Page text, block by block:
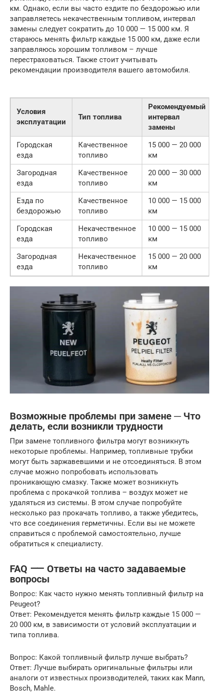
км. Однако, если вы часто ездите по бездорожью или
заправляетесь некачественным топливом, интервал
замены следует сократить до 10 000 — 15 000 км. Я
стараюсь менять фильтр каждые 15 000 км, даже если
заправляюсь хорошим топливом – лучше
перестраховаться. Также стоит учитывать
рекомендации производителя вашего автомобиля.
Условия
эксплуатации
Тип топлива
Рекомендуемый
интервал
замены
Городская
езда
Качественное
топливо
15 000 — 20 000
км
Загородная
езда
Качественное
топливо
20 000 — 30 000
км
Езда по
бездорожью
Качественное
топливо
10 000 — 15 000
км
Городская
езда
Некачественное
топливо
10 000 — 15 000
км
Загородная
езда
Некачественное
топливо
15 000 — 20 000
км
Возможные проблемы при замене ─ Что
делать, если возникли трудности
При замене топливного фильтра могут возникнуть
некоторые проблемы. Например, топливные трубки
могут быть заржавевшими и не отсоединяться. В этом
случае можно попробовать использовать
проникающую смазку. Также может возникнуть
проблема с прокачкой топлива – воздух может не
удаляться из системы. В этом случае попробуйте
несколько раз прокачать топливо, а также убедитесь,
что все соединения герметичны. Если вы не можете
справиться с проблемой самостоятельно, лучше
обратиться к специалисту.
FAQ ⸺ Ответы на часто задаваемые
вопросы
Вопрос: Как часто нужно менять топливный фильтр на
Peugeot?
Ответ: Рекомендуется менять фильтр каждые 15 000 —
20 000 км, в зависимости от условий эксплуатации и
типа топлива.
Вопрос: Какой топливный фильтр лучше выбрать?
Ответ: Лучше выбирать оригинальные фильтры или
аналоги от известных производителей, таких как Mann,
Bosch, Mahle.